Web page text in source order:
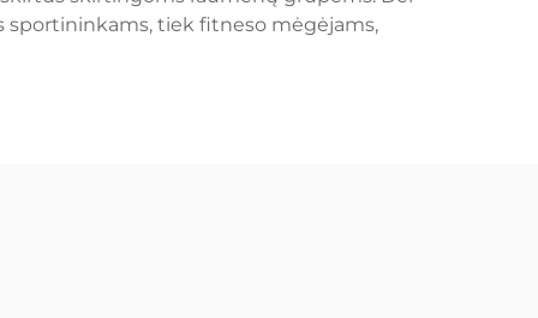
sportininkams, tiek fitneso mėgėjams,